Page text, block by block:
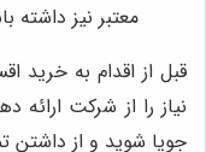
معتبر نیز داشته
قبل از اقدام به خرید
نیاز را از شرکت
جویا شوید و از داشتن